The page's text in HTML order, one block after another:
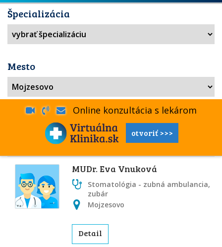
Špecializácia
Mesto
Online konzultácia s lekárom
otvoriť >>>
MUDr. Eva Vnuková
Stomatológia - zubná ambulancia,
zubár
Mojzesovo
Detail